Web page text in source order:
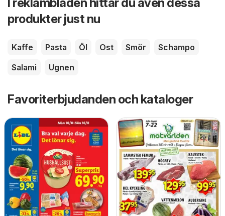
I reklambladen hittar du även dessa
produkter just nu
Kaffe Pasta Öl Ost Smör
Schampo
Salami
Ugnen
Favoriterbjudanden och kataloger